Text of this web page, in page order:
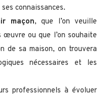
connaissances.
maçon, que l’on veuille
ou que l’on souhaite
de sa maison, on trouvera
nécessaires et les
professionnels à évoluer